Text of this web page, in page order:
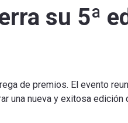
su 5ª
de premios. El evento
una nueva y exitosa edición